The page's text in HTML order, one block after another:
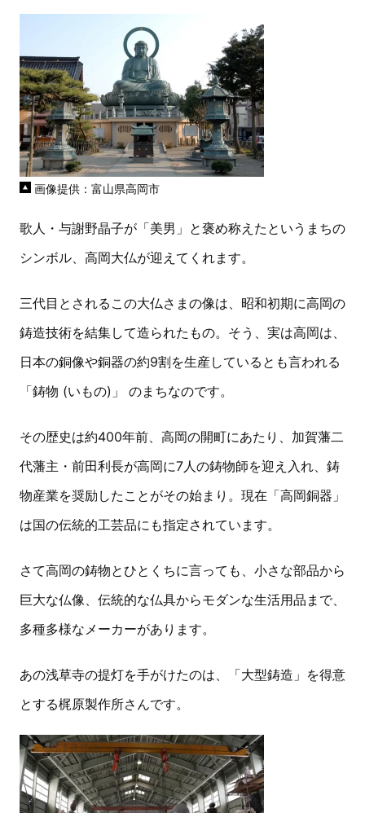
画像提供：富山県高岡市
歌人・与謝野晶子が「美男」と褒め称えたというまちの
シンボル、高岡大仏が迎えてくれます。
三代目とされるこの大仏さまの像は、昭和初期に高岡の
鋳造技術を結集して造られたもの。そう、実は高岡は、
日本の銅像や銅器の約9割を生産しているとも言われる
「鋳物 (いもの)」 のまちなのです。
その歴史は約400年前、高岡の開町にあたり、加賀藩二
代藩主・前田利長が高岡に7人の鋳物師を迎え入れ、鋳
物産業を奨励したことがその始まり。現在「高岡銅器」
は国の伝統的工芸品にも指定されています。
さて高岡の鋳物とひとくちに言っても、小さな部品から
巨大な仏像、伝統的な仏具からモダンな生活用品まで、
多種多様なメーカーがあります。
あの浅草寺の提灯を手がけたのは、「大型鋳造」を得意
とする梶原製作所さんです。